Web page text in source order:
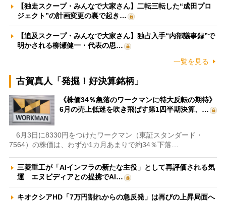
【独走スクープ・みんなで大家さん】二転三転した“成田プロ
ジェクト”の計画変更の裏で起き…
【追及スクープ・みんなで大家さん】独占入手“内部議事録”で
明かされる柳瀬健一・代表の思…
一覧を見る
古賀真人「発掘！好決算銘柄」
《株価34％急落のワークマンに特大反転の期待》
6月の売上低迷を吹き飛ばす第1四半期決算、…
6月3日に8330円をつけたワークマン（東証スタンダード・
7564）の株価は、わずか1カ月あまりで約34％下落…
三菱重工が「AIインフラの新たな主役」として再評価される気
運 エヌビディアとの提携でAI…
キオクシアHD「7万円割れからの急反発」は再びの上昇局面へ